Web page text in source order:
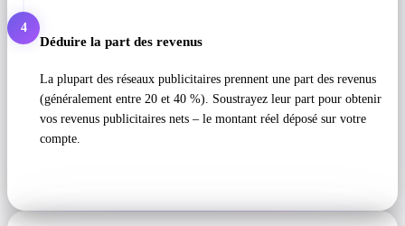
4
Déduire la part des revenus
La plupart des réseaux publicitaires prennent une part des revenus
(généralement entre 20 et 40 %). Soustrayez leur part pour obtenir
vos revenus publicitaires nets – le montant réel déposé sur votre
compte.